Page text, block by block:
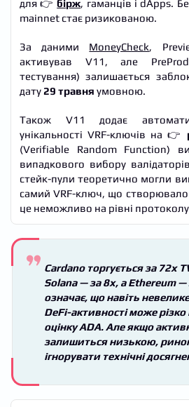
для 👉бірж, гаманців і dApps.
mainnet стає ризикованою.
За даними MoneyCheck,
активував V11, але
тестування) залишається
дату29 травня умовною.
Також V11 додає
унікальності VRF-ключів на 👉
(Verifiable Random Function)
випадкового вибору
стейк-пули теоретично могли
самий VRF-ключ, що створювало
це неможливо на рівні
Cardano торгується за 72x
Solana — за8x, а Ethereum —
означає, що навіть
DeFi-активності може
оцінку ADA. Але якщо
залишиться низькою,
ігнорувати технічні